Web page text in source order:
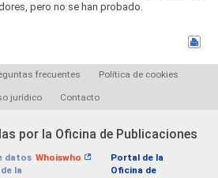
pero no se han probado.
frecuentes Política de cookies
jurídico Contacto
por la Oficina de Publicaciones
datos
la
Whoiswho
Portal de la
Oficina de